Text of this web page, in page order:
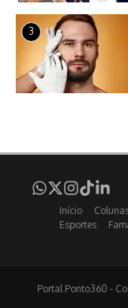
3
Início
Esportes
Portal Ponto360 -